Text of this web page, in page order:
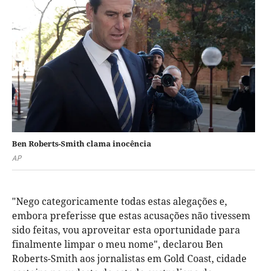
Ben Roberts-Smith clama inocência
AP
"Nego categoricamente todas estas alegações e,
embora preferisse que estas acusações não tivessem
sido feitas, vou aproveitar esta oportunidade para
finalmente limpar o meu nome", declarou Ben
Roberts-Smith aos jornalistas em Gold Coast, cidade